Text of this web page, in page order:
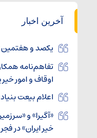
آخرین اخبار
یکصد و هفتمین
تفاهم‌نامه
اوقاف و امور
اعلام بیعت
«آگیرا» و
خیر ایران» در فجر ۴۴